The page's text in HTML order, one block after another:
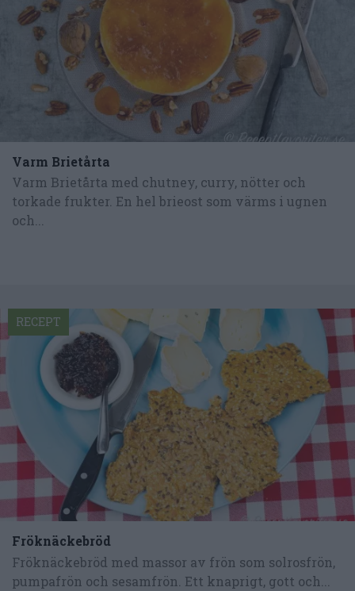
Varm Brietårta
Varm Brietårta med chutney, curry, nötter och
torkade frukter. En hel brieost som värms i ugnen
och...
Fröknäckebröd
Fröknäckebröd med massor av frön som solrosfrön,
pumpafrön och sesamfrön. Ett knaprigt, gott och...
RECEPT